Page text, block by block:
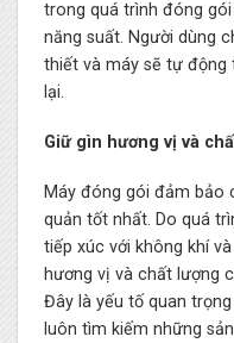
trong quá trình đóng
năng suất. Người dùng
thiết và máy sẽ tự
lại.
Giữ gìn hương vị và
Máy đóng gói đảm bảo
quản tốt nhất. Do quá
tiếp xúc với không khí
hương vị và chất lượng
Đây là yếu tố quan
luôn tìm kiếm những